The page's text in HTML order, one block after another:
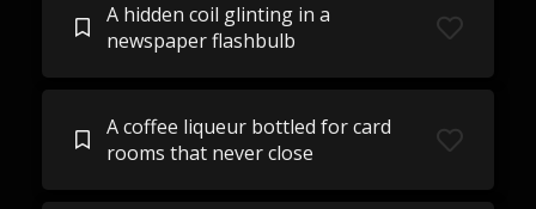
A hidden coil glinting in a
newspaper flashbulb
A coffee liqueur bottled for card
rooms that never close